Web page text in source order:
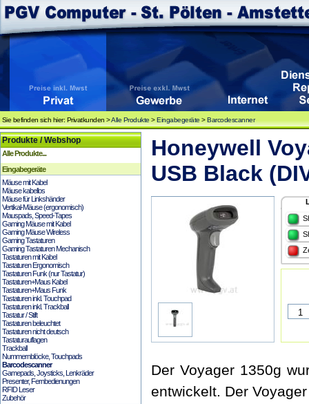
Sie befinden sich hier: Privatkunden >Alle Produkte >Eingabegeräte >Barcodescanner
Produkte / Webshop
Alle Produkte...
Eingabegeräte
Mäuse mit Kabel
Mäuse kabellos
Mäuse für Linkshänder
Vertikal-Mäuse (ergonomisch)
Mauspads, Speed-Tapes
Gaming Mäuse mit Kabel
Gaming Mäuse Wireless
Gaming Tastaturen
Gaming Tastaturen Mechanisch
Tastaturen mit Kabel
Tastaturen Ergonomisch
Tastaturen Funk (nur Tastatur)
Tastaturen+Maus Kabel
Tastaturen+Maus Funk
Tastaturen inkl. Touchpad
Tastaturen inkl. Trackball
Tastatur / Stift
Tastaturen beleuchtet
Tastaturen nicht deutsch
Tastaturauflagen
Trackball
Nummernblöcke, Touchpads
Barcodescanner
Gamepads, Joysticks, Lenkräder
Presenter, Fernbedienungen
RFID Leser
Zubehör
Honeywell
USB Black
Der Voyager 1350g
entwickelt. Der